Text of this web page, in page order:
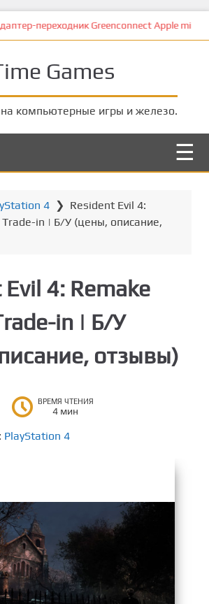
Greenconnect Apple mini DisplayPort 20M >
Games
компьютерные игры и железо.
4 ❯ Resident Evil 4:
Trade-in | Б/У (цены, описание,
4: Remake
in | Б/У
отзывы)
ВРЕМЯ ЧТЕНИЯ
4 мин
PlayStation 4